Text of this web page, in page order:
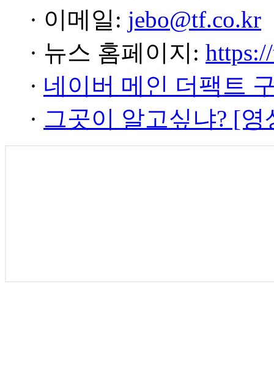
· 이메일: jebo@tf.co.kr
· 뉴스 홈페이지:
· 네이버 메인 더팩트
· 그곳이 알고싶냐? [